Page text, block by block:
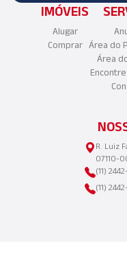
IMÓVEIS
Alugar
Comprar
Área do
Área
R. Luiz
07110-
(11)
(11)